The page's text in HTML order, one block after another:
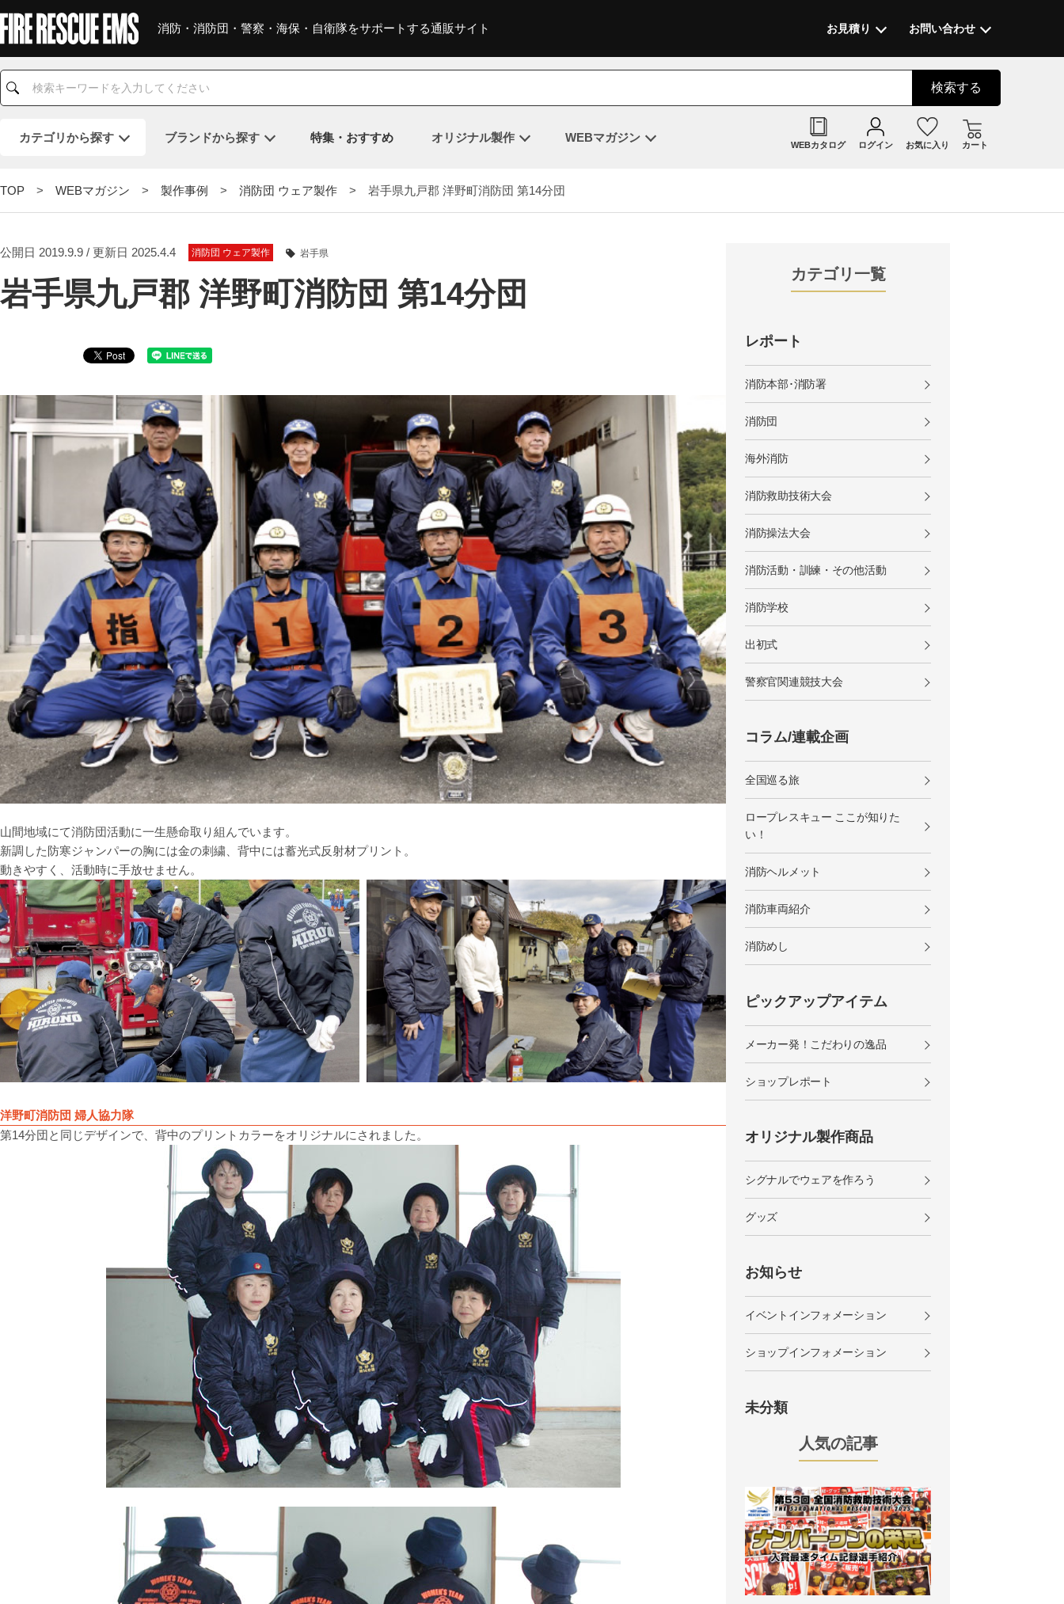
消防・消防団・警察・海保・自衛隊をサポートする通販サイト お見積り お問い合わせ
検索する
カテゴリから探す ブランドから探す 特集・おすすめ オリジナル製作 WEBマガジン
WEBカタログ ログイン お気に入り カート
TOP > WEBマガジン > 製作事例 > 消防団 ウェア製作 > 岩手県九戸郡 洋野町消防団 第14分団
公開日 2019.9.9 / 更新日 2025.4.4 消防団 ウェア製作 岩手県
岩手県九戸郡 洋野町消防団 第14分団
山間地域にて消防団活動に一生懸命取り組んでいます。
新調した防寒ジャンパーの胸には金の刺繍、背中には蓄光式反射材プリント。
動きやすく、活動時に手放せません。
洋野町消防団 婦人協力隊
第14分団と同じデザインで、背中のプリントカラーをオリジナルにされました。
カテゴリ一覧
レポート
消防本部･消防署
消防団
海外消防
消防救助技術大会
消防操法大会
消防活動・訓練・その他活動
消防学校
出初式
警察官関連競技大会
コラム/連載企画
全国巡る旅
ロープレスキュー ここが知りた
い！
消防ヘルメット
消防車両紹介
消防めし
ピックアップアイテム
メーカー発！こだわりの逸品
ショップレポート
オリジナル製作商品
シグナルでウェアを作ろう
グッズ
お知らせ
イベントインフォメーション
ショップインフォメーション
未分類
人気の記事